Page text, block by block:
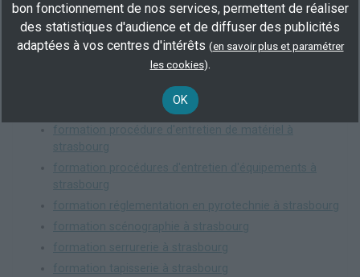
formation histoire de l'art à strasbourg
formation manipulation de cartouches, de poudre à
strasbourg
formation manipulation de charges explosives à
formation normes de sécurité à strasbourg
formation procédure d'entretien de matériel à
strasbourg
formation procédures d'entretien d'équipements à
strasbourg
formation réglementation en pyrotechnie à strasbourg
formation scénographie à strasbourg
formation serrurerie à strasbourg
formation tapisserie à strasbourg
bon fonctionnement de nos services, permettent de réaliser
des statistiques d'audience et de diffuser des publicités
adaptées à vos centres d'intérêts (en savoir plus et paramétrer
les cookies).
OK